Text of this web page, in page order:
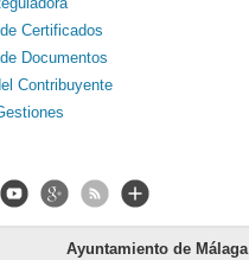
Certificados
Documentos
Contribuyente
Ayuntamiento de Málaga